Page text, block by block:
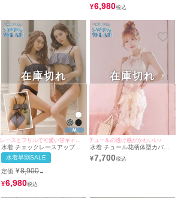
¥6,980
水着 チェックレースアップバ
ックリボンモノキニフレア水着
水着早割SALE
定価 ¥8,900→
¥6,980
在庫切れ
チュールの透け感がかわいい♪
水着 チュール花柄体型カバー
パレオ付きハイネックモノキニ
ビキニ
¥7,700
在庫切れ